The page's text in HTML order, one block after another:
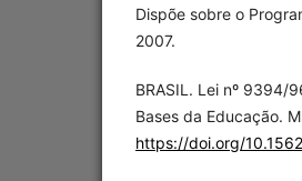
Dispõe sobre o
2007.
BRASIL. Lei nº 9394/
Bases da Educação.
https://doi.org/